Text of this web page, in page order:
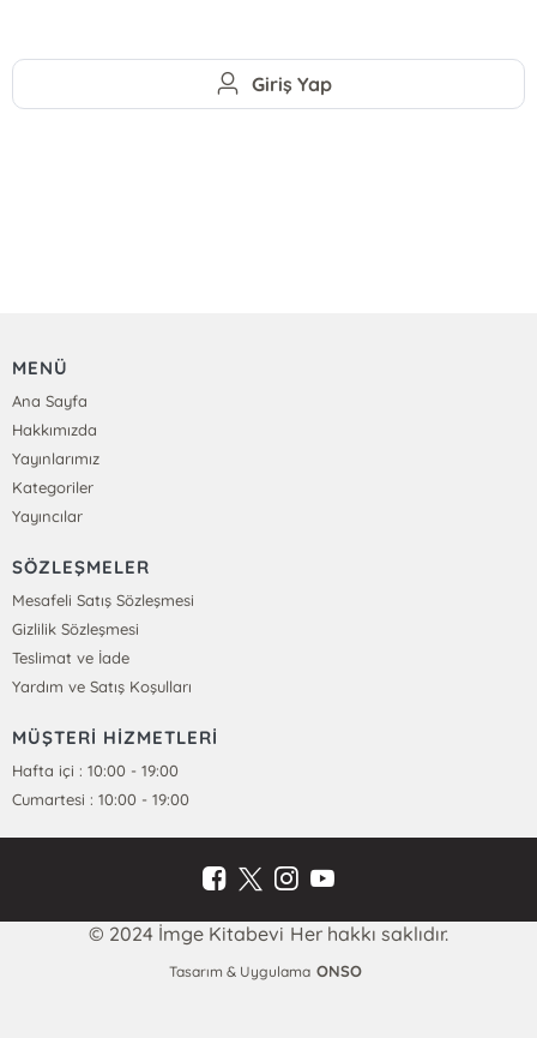
Giriş Yap
MENÜ
Ana Sayfa
Hakkımızda
Yayınlarımız
Kategoriler
Yayıncılar
SÖZLEŞMELER
Mesafeli Satış Sözleşmesi
Gizlilik Sözleşmesi
Teslimat ve İade
Yardım ve Satış Koşulları
MÜŞTERİ HİZMETLERİ
Hafta içi : 10:00 - 19:00
Cumartesi : 10:00 - 19:00
© 2024 İmge Kitabevi Her hakkı saklıdır.
Tasarım & Uygulama ONSO